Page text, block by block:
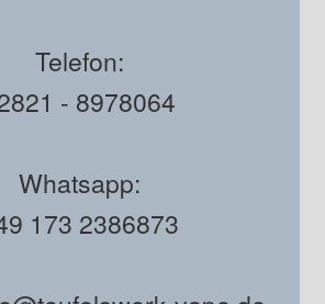
Telefon:
- 8978064
Whatsapp:
173 2386873